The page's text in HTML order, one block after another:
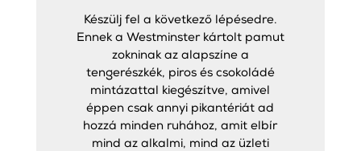
Készülj fel a következő lépésedre.
Ennek a Westminster kártolt pamut
zokninak az alapszíne a
tengerészkék, piros és csokoládé
mintázattal kiegészítve, amivel
éppen csak annyi pikantériát ad
hozzá minden ruhához, amit elbír
mind az alkalmi, mind az üzleti